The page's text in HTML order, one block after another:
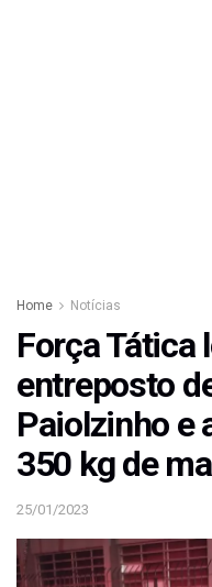
Home Notícias
Força Tática
entreposto
Paiolzinho e
350 kg de
25/01/2023